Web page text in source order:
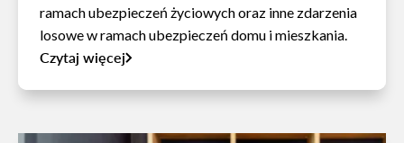
ramach ubezpieczeń życiowych oraz inne zdarzenia
losowe w ramach ubezpieczeń domu i mieszkania.
Czytaj więcej